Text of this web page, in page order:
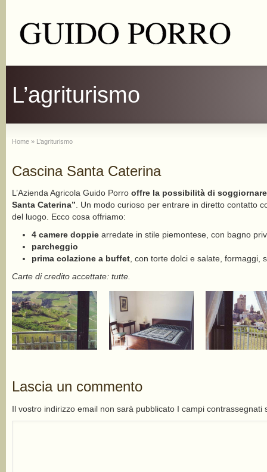
L’agriturismo
Home » L’agriturismo
Cascina Santa Caterina
L’Azienda Agricola Guido Porro offre la possibilità di
Santa Caterina”. Un modo curioso per entrare in diretto contatto
del luogo. Ecco cosa offriamo:
4 camere doppiearredate in stile piemontese, con bagno
parcheggio
prima colazione a buffet, con torte dolci e salate, formaggi,
Carte di credito accettate: tutte.
Lascia un commento
Il vostro indirizzo email non sarà pubblicato I campi contrassegnati